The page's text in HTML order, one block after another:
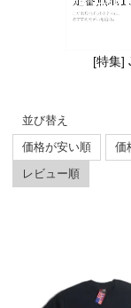
[特集]
並び替え
価格が安い順
価
レビュー順